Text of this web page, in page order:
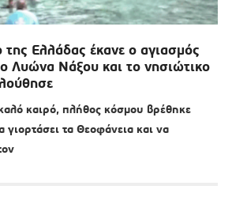
της Ελλάδας έκανε ο αγιασμός
Λυώνα Νάξου και το νησιώτικο
καιρό, πλήθος κόσμου βρέθηκε
τα Θεοφάνεια και να